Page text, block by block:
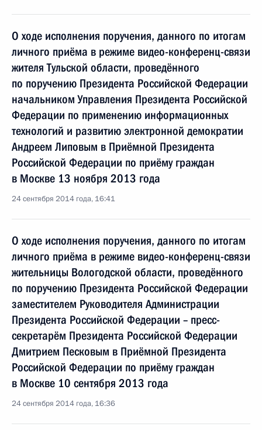
О ходе исполнения поручения, данного по итогам
личного приёма в режиме видео-конференц-связи
жителя Тульской области, проведённого
по поручению Президента Российской Федерации
начальником Управления Президента Российской
Федерации по применению информационных
технологий и развитию электронной демократии
Андреем Липовым в Приёмной Президента
Российской Федерации по приёму граждан
в Москве 13 ноября 2013 года
24 сентября 2014 года, 16:41
О ходе исполнения поручения, данного по итогам
личного приёма в режиме видео-конференц-связи
жительницы Вологодской области, проведённого
по поручению Президента Российской Федерации
заместителем Руководителя Администрации
Президента Российской Федерации – пресс-
секретарём Президента Российской Федерации
Дмитрием Песковым в Приёмной Президента
Российской Федерации по приёму граждан
в Москве 10 сентября 2013 года
24 сентября 2014 года, 16:36